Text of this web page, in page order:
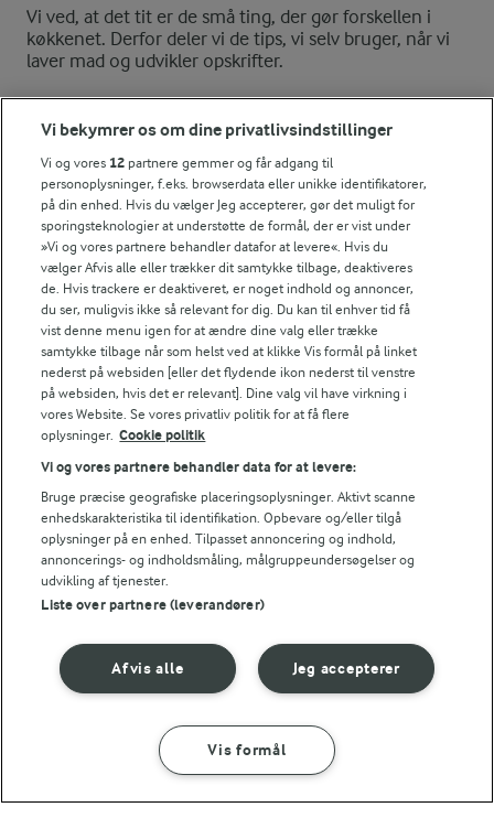
Vi ved, at det tit er de små ting, der gør forskellen i
køkkenet. Derfor deler vi de tips, vi selv bruger, når vi
laver mad og udvikler opskrifter.
BEMÆRK
Perlebyg kan fås med forskellige kogetider afhængig af hvor
NÆRINGSINDHOLD, PR 100 G
Energiindhold:
580 kJ / 139 kcal
Energifordeling
ENERGI PR 100 G
Fiber:
3,1 g
Protein:
5,3 g
Fedt:
5,8 g
Kulhydrat:
16,2 g
Andre gode forslag
Pikant kylling i
(82)
Få madinspiration, tips
og tricks her
SÅDAN GØR DU INGREDIENSER
Vi bekymrer os om dine privatlivsindstillinger
Vi og vores 12 partnere gemmer og får adgang til
personoplysninger, f.eks. browserdata eller unikke identifikatorer,
på din enhed. Hvis du vælger Jeg accepterer, gør det muligt for
sporingsteknologier at understøtte de formål, der er vist under
»Vi og vores partnere behandler datafor at levere«. Hvis du
vælger Afvis alle eller trækker dit samtykke tilbage, deaktiveres
de. Hvis trackere er deaktiveret, er noget indhold og annoncer,
du ser, muligvis ikke så relevant for dig. Du kan til enhver tid få
vist denne menu igen for at ændre dine valg eller trække
samtykke tilbage når som helst ved at klikke Vis formål på linket
nederst på websiden [eller det flydende ikon nederst til venstre
på websiden, hvis det er relevant]. Dine valg vil have virkning i
vores Website. Se vores privatliv politik for at få flere
oplysninger. Cookie politik
Vi og vores partnere behandler data for at levere:
Bruge præcise geografiske placeringsoplysninger. Aktivt scanne
enhedskarakteristika til identifikation. Opbevare og/eller tilgå
oplysninger på en enhed. Tilpasset annoncering og indhold,
annoncerings- og indholdsmåling, målgruppeundersøgelser og
udvikling af tjenester.
Liste over partnere (leverandører)
Jeg accepterer
Afvis alle
Vis formål